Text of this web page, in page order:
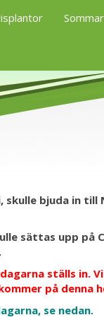
skulle bjuda in
sättas upp på
ställs in.
på
se nedan.